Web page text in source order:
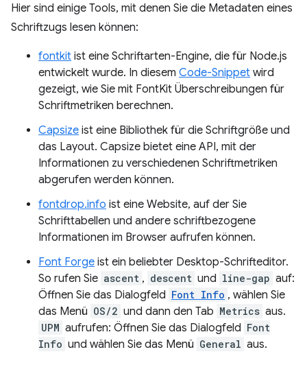
Hier sind einige Tools, mit denen Sie die Metadaten eines
Schriftzugs lesen können:
fontkit ist eine Schriftarten-Engine, die für Node.js
entwickelt wurde. In diesem Code-Snippet wird
gezeigt, wie Sie mit FontKit Überschreibungen für
Schriftmetriken berechnen.
Capsize ist eine Bibliothek für die Schriftgröße und
das Layout. Capsize bietet eine API, mit der
Informationen zu verschiedenen Schriftmetriken
abgerufen werden können.
fontdrop.info ist eine Website, auf der Sie
Schrifttabellen und andere schriftbezogene
Informationen im Browser aufrufen können.
Font Forge ist ein beliebter Desktop-Schrifteditor.
So rufen Sie ascent , descent und line-gap auf:
Öffnen Sie das Dialogfeld Font Info , wählen Sie
das Menü OS/2 und dann den Tab Metrics aus.
UPM aufrufen: Öffnen Sie das Dialogfeld Font
Info und wählen Sie das Menü General aus.